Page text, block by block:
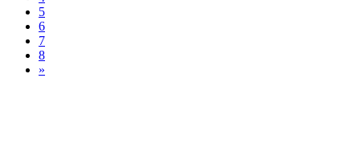
5
6
7
8
»